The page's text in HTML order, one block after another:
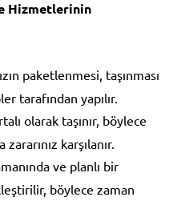
Hizmetlerinin
paketlenmesi, taşınması
tarafından yapılır.
olarak taşınır, böylece
karşılanır.
ve planlı bir
böylece zaman